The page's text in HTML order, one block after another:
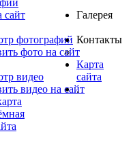
сайт
Галерея
фотографий
фото на сайт
видео
видео на сайт
Контакты
Карта
сайта
.